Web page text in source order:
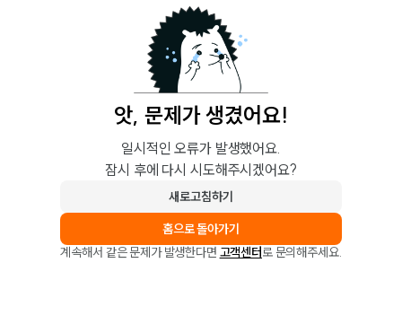
앗, 문제가 생겼어요!
일시적인 오류가 발생했어요.
잠시 후에 다시 시도해주시겠어요?
새로고침하기
홈으로 돌아가기
계속해서 같은 문제가 발생한다면 고객센터로 문의해주세요.